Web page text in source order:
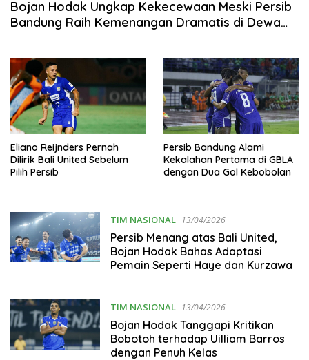
Bojan Hodak Ungkap Kekecewaan Meski Persib
Bandung Raih Kemenangan Dramatis di Dewa
Eliano Reijnders Pernah
Dilirik Bali United Sebelum
Pilih Persib
Persib Bandung Alami
Kekalahan Pertama di GBLA
dengan Dua Gol Kebobolan
TIM NASIONAL 13/04/2026
Persib Menang atas Bali United,
Bojan Hodak Bahas Adaptasi
Pemain Seperti Haye dan Kurzawa
TIM NASIONAL 13/04/2026
Bojan Hodak Tanggapi Kritikan
Bobotoh terhadap Uilliam Barros
dengan Penuh Kelas